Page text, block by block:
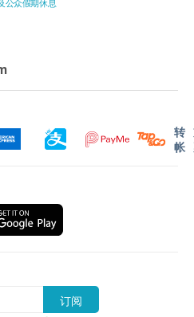
，断电时自动切换到电池模
19.2(宽) * 36.3(高) cm (连食
Fi + Bluetooth
池（电池必须另外购买）
人为损毁、跌撞、不正当之
System Limited
林街93号龙翔工业大厦7楼
3377
(午膳时间︰ 13:00 -
息
费送货服务。 账单总额未
运费。
转
帐
订阅